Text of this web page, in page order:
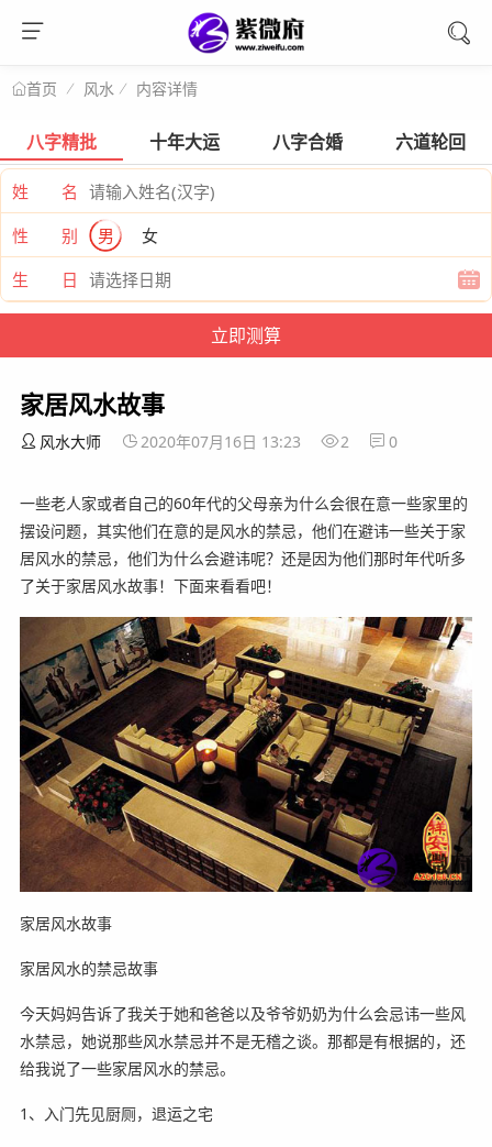
首页 风水 内容详情
八字精批 十年大运 八字合婚 六道轮回
姓 名
性 别
男
女
生 日
家居风水故事
风水大师 2020年07月16日 13:23 2 0
一些老人家或者自己的60年代的父母亲为什么会很在意一些家里的
摆设问题，其实他们在意的是风水的禁忌，他们在避讳一些关于家
居风水的禁忌，他们为什么会避讳呢？还是因为他们那时年代听多
了关于家居风水故事！下面来看看吧！
家居风水故事
家居风水的禁忌故事
今天妈妈告诉了我关于她和爸爸以及爷爷奶奶为什么会忌讳一些风
水禁忌，她说那些风水禁忌并不是无稽之谈。那都是有根据的，还
给我说了一些家居风水的禁忌。
1、入门先见厨厕，退运之宅